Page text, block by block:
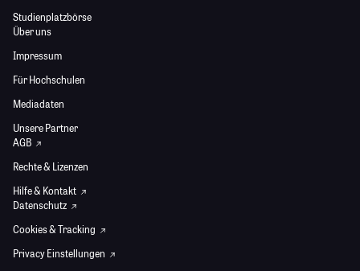
Studienplatzbörse
Über uns
Impressum
Für Hochschulen
Mediadaten
Unsere Partner
AGB
Rechte & Lizenzen
Hilfe & Kontakt
Datenschutz
Cookies & Tracking
Privacy Einstellungen